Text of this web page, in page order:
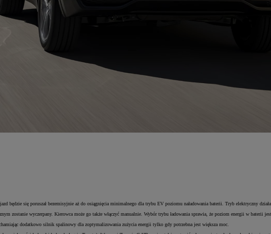
będzie się poruszał bezemisyjnie aż do osiągnięcia minimalnego dla trybu EV poziomu naładowania baterii. Tryb elektryczny
zostanie wyczerpany. Kierowca może go także włączyć manualnie. Wybór trybu ładowania sprawia, że poziom energii w baterii
dodatkowo silnik spalinowy dla zoptymalizowania zużycia energii tylko gdy potrzebna jest większa moc.